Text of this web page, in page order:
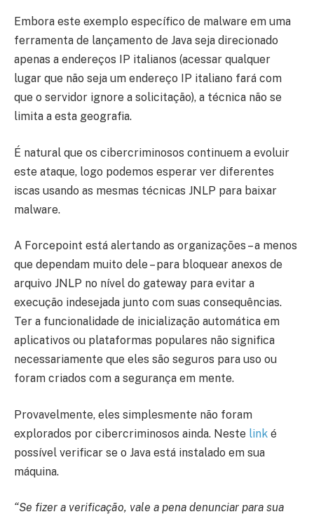
Embora este exemplo específico de malware em uma
ferramenta de lançamento de Java seja direcionado
apenas a endereços IP italianos (acessar qualquer
lugar que não seja um endereço IP italiano fará com
que o servidor ignore a solicitação), a técnica não se
limita a esta geografia.
É natural que os cibercriminosos continuem a evoluir
este ataque, logo podemos esperar ver diferentes
iscas usando as mesmas técnicas JNLP para baixar
malware.
A Forcepoint está alertando as organizações – a menos
que dependam muito dele – para bloquear anexos de
arquivo JNLP no nível do gateway para evitar a
execução indesejada junto com suas consequências.
Ter a funcionalidade de inicialização automática em
aplicativos ou plataformas populares não significa
necessariamente que eles são seguros para uso ou
foram criados com a segurança em mente.
Provavelmente, eles simplesmente não foram
explorados por cibercriminosos ainda. Neste link é
possível verificar se o Java está instalado em sua
máquina.
“Se fizer a verificação, vale a pena denunciar para sua